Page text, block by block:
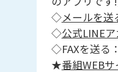
◇メールを送
◇公式LINE
◇FAXを送る
★番組WEB